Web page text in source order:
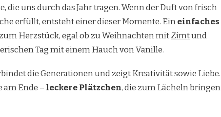
die uns durch das Jahr tragen. Wenn der Duft von frisch
erfüllt, entsteht einer dieser Momente. Eineinfaches
Herzstück, egal ob zu Weihnachten mitZimtund
Tag mit einem Hauch von Vanille.
die Generationen und zeigt Kreativität sowie Liebe.
am Ende – leckere Plätzchen, die zum Lächeln bringen